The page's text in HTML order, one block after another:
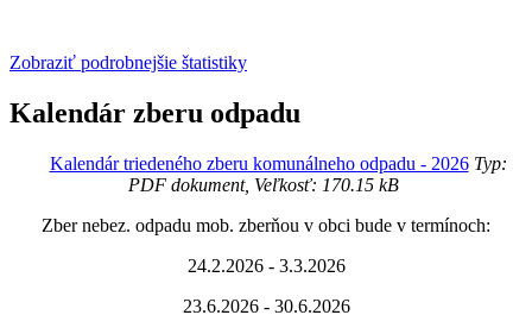
Zobraziť podrobnejšie štatistiky
Kalendár zberu odpadu
Kalendár triedeného zberu komunálneho odpadu - 2026Typ:
PDF dokument, Veľkosť: 170.15 kB
Zber nebez. odpadu mob. zberňou v obci bude v termínoch:
24.2.2026 - 3.3.2026
23.6.2026 - 30.6.2026